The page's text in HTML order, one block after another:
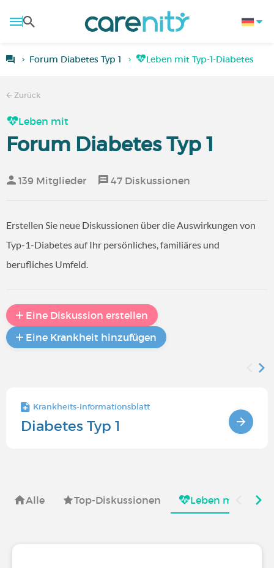
Forum Diabetes Typ 1 Leben mit Typ-1-Diabetes
Zurück
Leben mit
Forum Diabetes Typ 1
139 Mitglieder 47 Diskussionen
Erstellen Sie neue Diskussionen über die Auswirkungen von
Typ-1-Diabetes auf Ihr persönliches, familiäres und
berufliches Umfeld.
Eine Diskussion erstellen
Eine Krankheit hinzufügen
Krankheits-Informationsblatt
Diabetes Typ 1
Alle Top-Diskussionen Leben mit